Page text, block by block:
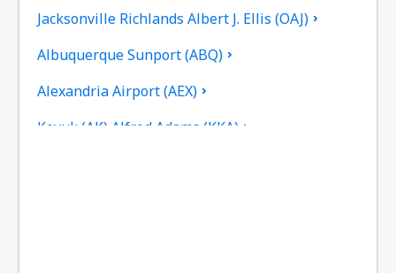
Jacksonville Richlands Albert J. Ellis (OAJ)
Albuquerque Sunport (ABQ)
Alexandria Airport (AEX)
Koyuk (AK) Alfred Adams (KKA)